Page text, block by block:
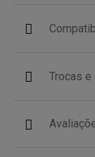
Trocas